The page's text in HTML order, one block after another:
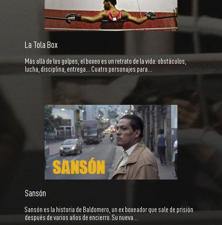
La Tola Box
Más allá de los golpes, el boxeo es un retrato de la vida: obstáculos,
lucha, disciplina, entrega... Cuatro personajes para…
Sansón
Sansón es la historia de Baldomero, un ex boxeador que sale de prisión
después de varios años de encierro. Su nueva…